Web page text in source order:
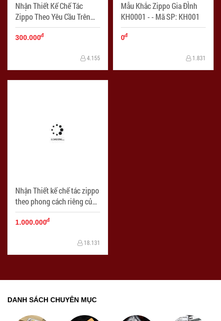
Nhận Thiết Kế Chế Tác
Zippo Theo Yêu Cầu Trên
Nền Bạc Khối - Mã SP:
ZPC03839
300.000đ
4.155
Mẫu Khắc Zippo Gia ĐÌnh
KH0001 - - Mã SP: KH001
0đ
1.831
Nhận Thiết kế chế tác zippo
theo phong cách riêng của
mỗi người đẻ dành tặng
cho người thân cũng như
ZPC2051
1.000.000đ
18.131
DANH SÁCH CHUYÊN MỤC